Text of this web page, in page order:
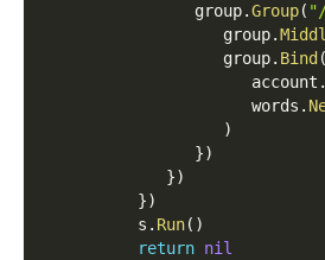
                group
.Group(
                   group
.
                   group
. Bind (
                      account
.
                      words
.
)
})
})
})
          s
. Run( )
return nil